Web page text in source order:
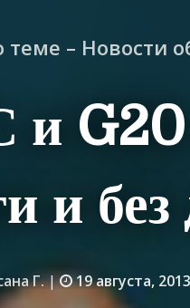
теме – Новости
G20
и без
Г.| 19 августа, 2013